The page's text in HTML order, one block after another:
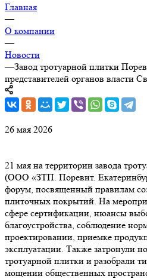
Главная
—
О компании
—
Новости
—Завод тротуарной плитки
представителей органов власти
26 мая 2026
21 мая на территории завода
(ООО «ЗТП. Поревит.
форум, посвященный правилам
плиточных покрытий. На
сфере сертификации, нюансы
благоустройства, соблюдение
проектировании, приемке
эксплуатации. Также затронули
тротуарной плитки и разобрали
мощении общественных